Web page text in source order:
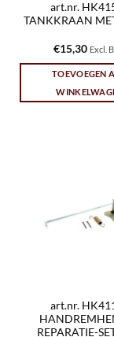
art.nr.
TANKKRAAN
€15,30 Excl.
TOEVOEGEN
art.nr.
REPARATIE-